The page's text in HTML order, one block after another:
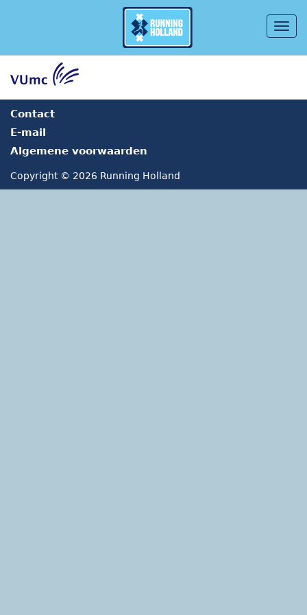
Overslaan en naar de inhoud gaan
Contact
E-mail
Algemene voorwaarden
Copyright © 2026 Running Holland